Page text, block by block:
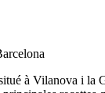
à Vilanova i la